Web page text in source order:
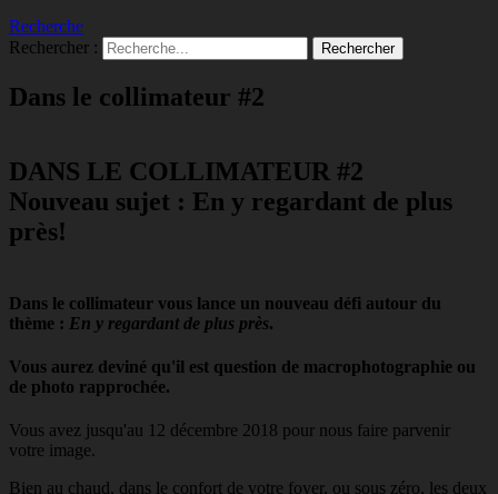
Recherche
Rechercher :
Dans le collimateur #2
DANS LE COLLIMATEUR #2
Nouveau sujet : En y regardant de plus
près!
Dans le collimateur vous lance un nouveau défi autour du
thème : En y regardant de plus près.
Vous aurez deviné qu'il est question de macrophotographie ou
de photo rapprochée.
Vous avez jusqu'au 12 décembre 2018 pour nous faire parvenir
votre image.
Bien au chaud, dans le confort de votre foyer, ou sous zéro, les deux